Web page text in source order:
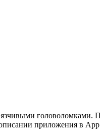
головоломками.
приложения в App